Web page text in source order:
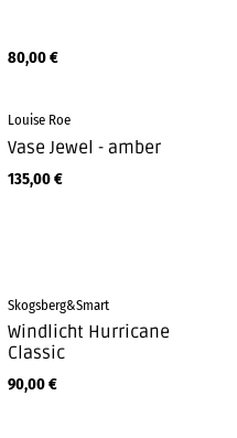
80,00€
Louise Roe
Vase Jewel - amber
135,00€
Skogsberg&Smart
Windlicht Hurricane
Classic
90,00€